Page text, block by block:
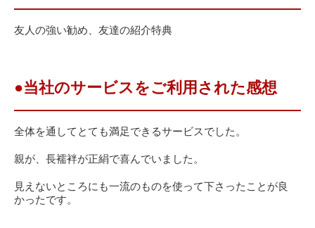
友人の強い勧め、友達の紹介特典
●当社のサービスをご利用された感想
全体を通してとても満足できるサービスでした。
親が、長襦袢が正絹で喜んでいました。
見えないところにも一流のものを使って下さったことが良
かったです。